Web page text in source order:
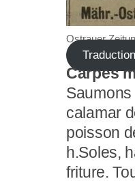
Ostrauer
Traduction
Carpes
calamar
poisson
h.Soles,
friture.